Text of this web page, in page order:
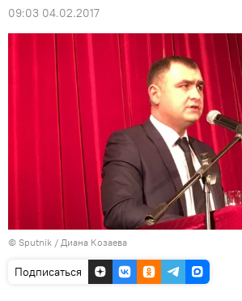
09:03 04.02.2017
© Sputnik / Диана Козаева
Подписаться